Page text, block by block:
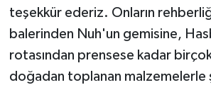
teşekkür ederiz. Onların
balerinden Nuh'un gemisine,
rotasından prensese kadar
doğadan toplanan malzemelerle